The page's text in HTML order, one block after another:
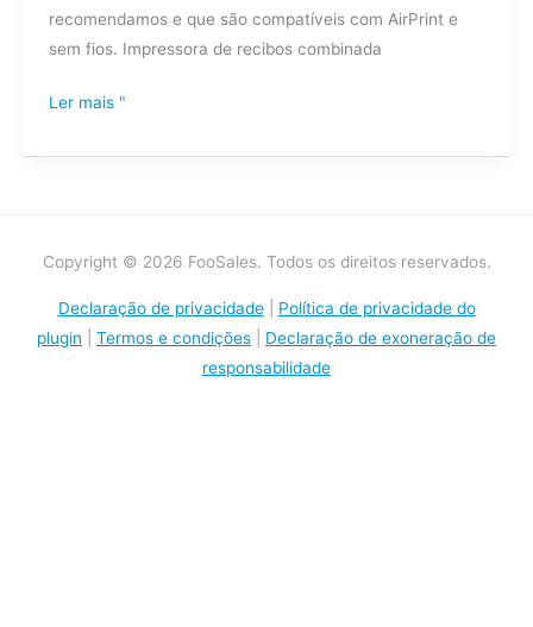
recomendamos e que são compatíveis com AirPrint e
sem fios. Impressora de recibos combinada
Ler mais "
Copyright © 2026 FooSales. Todos os direitos reservados.
Declaração de privacidade| Política de privacidade do
plugin
Termos e condições
Declaração de exoneração de
responsabilidade